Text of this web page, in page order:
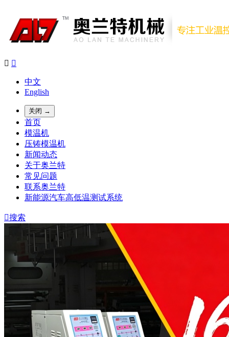
 
中文
English
关闭 →
首页
模温机
压铸模温机
新闻动态
关于奥兰特
常见问题
联系奥兰特
新能源汽车高低温测试系统
搜索